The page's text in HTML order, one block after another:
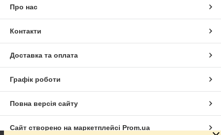
Про нас
Контакти
Доставка та оплата
Графік роботи
Повна версія сайту
Сайт створено на маркетплейсі Prom.ua